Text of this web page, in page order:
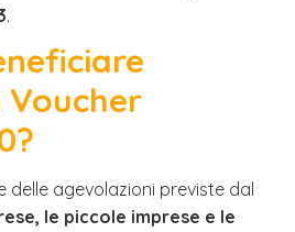
.
delle agevolazioni previste dal
le piccole imprese e le